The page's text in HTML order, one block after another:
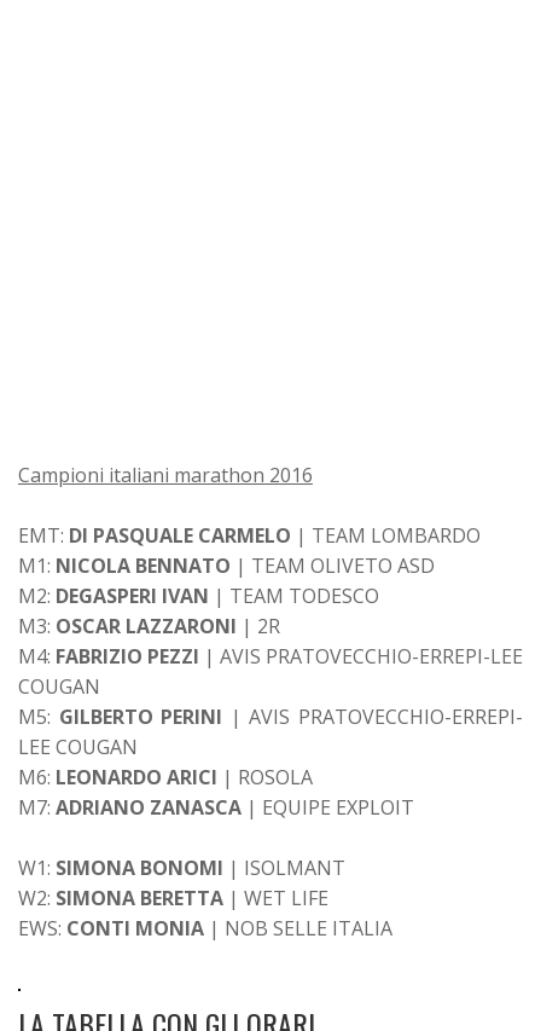
Campioni italiani marathon 2016
EMT: DI PASQUALE CARMELO | TEAM LOMBARDO
M1: NICOLA BENNATO | TEAM OLIVETO ASD
M2: DEGASPERI IVAN | TEAM TODESCO
M3: OSCAR LAZZARONI | 2R
M4: FABRIZIO PEZZI | AVIS PRATOVECCHIO-ERREPI-LEE
COUGAN
M5: GILBERTO PERINI | AVIS PRATOVECCHIO-ERREPI-
LEE COUGAN
M6: LEONARDO ARICI | ROSOLA
M7: ADRIANO ZANASCA | EQUIPE EXPLOIT
W1: SIMONA BONOMI | ISOLMANT
W2: SIMONA BERETTA | WET LIFE
EWS: CONTI MONIA | NOB SELLE ITALIA